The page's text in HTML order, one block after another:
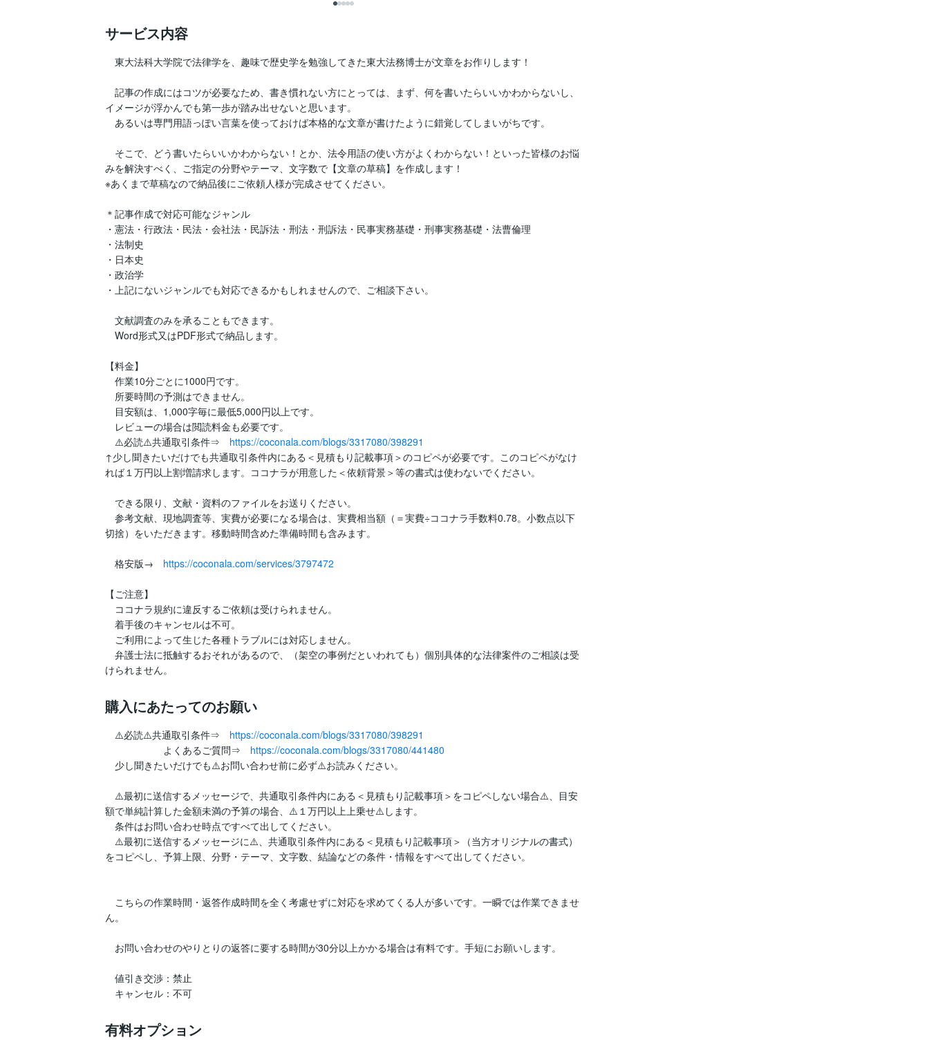
サービス内容
東大法科大学院で法律学を、趣味で歴史学を勉強してきた東大法務博士が文章をお作りします！
記事の作成にはコツが必要なため、書き慣れない方にとっては、まず、何を書いたらいいかわからないし、
イメージが浮かんでも第一歩が踏み出せないと思います。
あるいは専門用語っぽい言葉を使っておけば本格的な文章が書けたように錯覚してしまいがちです。
そこで、どう書いたらいいかわからない！とか、法令用語の使い方がよくわからない！といった皆様のお悩
みを解決すべく、ご指定の分野やテーマ、文字数で【文章の草稿】を作成します！
※あくまで草稿なので納品後にご依頼人様が完成させてください。
＊記事作成で対応可能なジャンル
・憲法・行政法・民法・会社法・民訴法・刑法・刑訴法・民事実務基礎・刑事実務基礎・法曹倫理
・法制史
・日本史
・政治学
・上記にないジャンルでも対応できるかもしれませんので、ご相談下さい。
文献調査のみを承ることもできます。
Word形式又はPDF形式で納品します。
【料金】
作業10分ごとに1000円です。
所要時間の予測はできません。
目安額は、1,000字毎に最低5,000円以上です。
レビューの場合は閲読料金も必要です。
⚠️必読⚠️共通取引条件⇒ https://coconala.com/blogs/3317080/398291
↑少し聞きたいだけでも共通取引条件内にある＜見積もり記載事項＞のコピペが必要です。このコピペがなけ
れば１万円以上割増請求します。ココナラが用意した＜依頼背景＞等の書式は使わないでください。
できる限り、文献・資料のファイルをお送りください。
参考文献、現地調査等、実費が必要になる場合は、実費相当額（＝実費÷ココナラ手数料0.78。小数点以下
切捨）をいただきます。移動時間含めた準備時間も含みます。
格安版→ https://coconala.com/services/3797472
【ご注意】
ココナラ規約に違反するご依頼は受けられません。
着手後のキャンセルは不可。
ご利用によって生じた各種トラブルには対応しません。
弁護士法に抵触するおそれがあるので、（架空の事例だといわれても）個別具体的な法律案件のご相談は受
けられません。
購入にあたってのお願い
⚠️必読⚠️共通取引条件⇒ https://coconala.com/blogs/3317080/398291
よくあるご質問⇒ https://coconala.com/blogs/3317080/441480
少し聞きたいだけでも⚠️お問い合わせ前に必ず⚠️お読みください。
⚠️最初に送信するメッセージで、共通取引条件内にある＜見積もり記載事項＞をコピペしない場合⚠️、目安
額で単純計算した金額未満の予算の場合、⚠️１万円以上上乗せ⚠️します。
条件はお問い合わせ時点ですべて出してください。
⚠️最初に送信するメッセージに⚠️、共通取引条件内にある＜見積もり記載事項＞（当方オリジナルの書式）
をコピペし、予算上限、分野・テーマ、文字数、結論などの条件・情報をすべて出してください。
こちらの作業時間・返答作成時間を全く考慮せずに対応を求めてくる人が多いです。一瞬では作業できませ
ん。
お問い合わせのやりとりの返答に要する時間が30分以上かかる場合は有料です。手短にお願いします。
値引き交渉：禁止
キャンセル：不可
有料オプション